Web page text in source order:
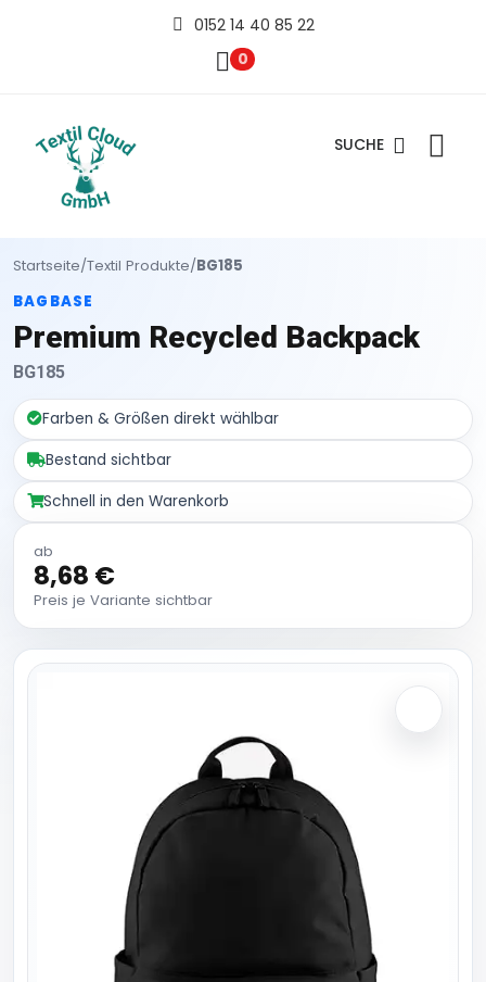
0152 14 40 85 22
0
SUCHE
Startseite/Textil Produkte/BG185
BAGBASE
Premium Recycled Backpack
BG185
Farben & Größen direkt wählbar
Bestand sichtbar
Schnell in den Warenkorb
ab
8,68 €
Preis je Variante sichtbar